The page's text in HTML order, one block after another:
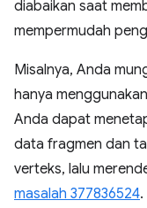
diabaikan saat
mempermudah
Misalnya, Anda
hanya
Anda dapat
data fragmen dan
verteks, lalu
masalah 377836524.